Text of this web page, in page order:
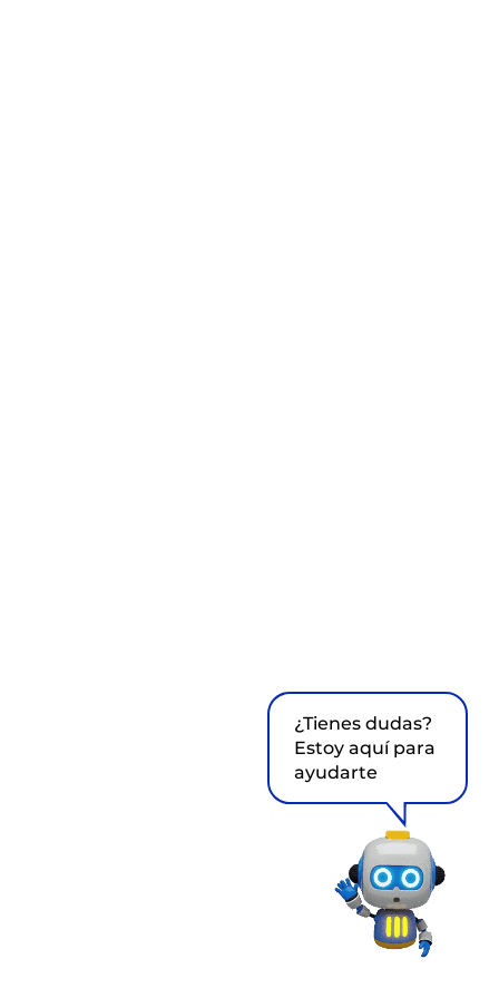
¿Tienes dudas?
Estoy aquí para
ayudarte